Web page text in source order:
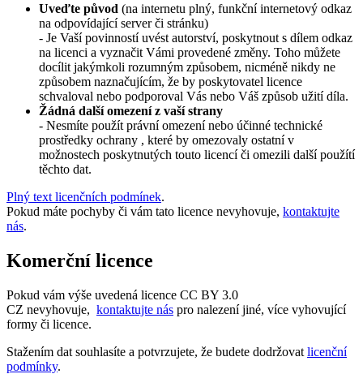
Uveďte původ (na internetu plný, funkční internetový odkaz
na odpovídající server či stránku)
- Je Vaší povinností uvést autorství, poskytnout s dílem odkaz
na licenci a vyznačit Vámi provedené změny. Toho můžete
docílit jakýmkoli rozumným způsobem, nicméně nikdy ne
způsobem naznačujícím, že by poskytovatel licence
schvaloval nebo podporoval Vás nebo Váš způsob užití díla.
Žádná další omezení z vaší strany
- Nesmíte použít právní omezení nebo účinné technické
prostředky ochrany , které by omezovaly ostatní v
možnostech poskytnutých touto licencí či omezili další použítí
těchto dat.
Plný text licenčních podmínek.
Pokud máte pochyby či vám tato licence nevyhovuje, kontaktujte
nás.
Komerční licence
Pokud vám výše uvedená licence CC BY 3.0
CZ nevyhovuje, kontaktujte nás pro nalezení jiné, více vyhovující
formy či licence.
Stažením dat souhlasíte a potvrzujete, že budete dodržovat licenční
podmínky.